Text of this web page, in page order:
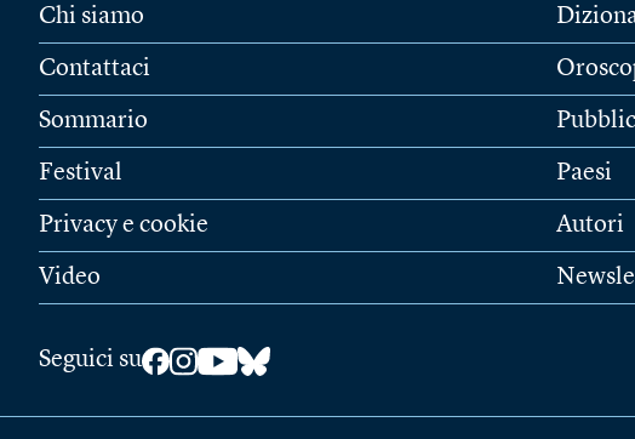
Chi siamo
Contattaci
Sommario
Festival
Privacy e cookie
Video
Paesi
Autori
Seguici su